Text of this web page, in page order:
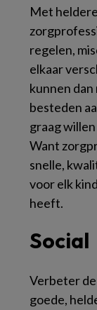
Met
regelen,
elkaar
kunnen dan
besteden
graag
Want
snelle,
voor elk
heeft.
Social
Verbeter
goede,